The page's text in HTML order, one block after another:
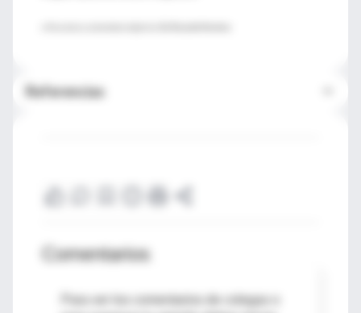
Referencias
Comentarios
Para ver los comentarios de colegas o